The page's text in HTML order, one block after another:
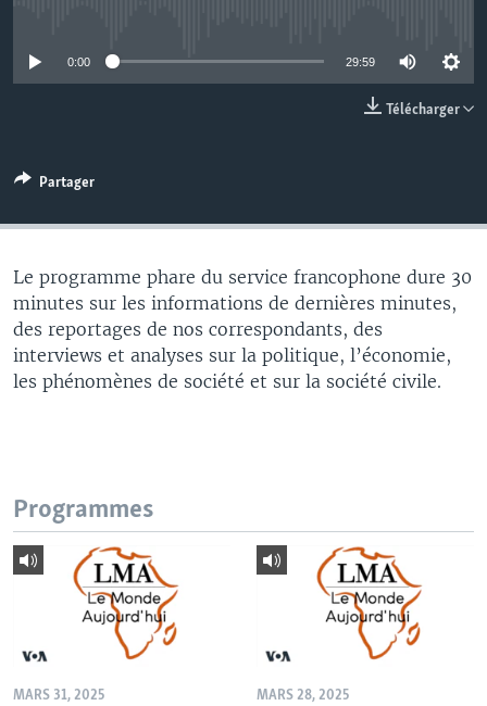
0:00 29:59
Télécharger
Partager
Le programme phare du service francophone dure 30
minutes sur les informations de dernières minutes,
des reportages de nos correspondants, des
interviews et analyses sur la politique, l’économie,
les phénomènes de société et sur la société civile.
Programmes
MARS 31, 2025 MARS 28, 2025